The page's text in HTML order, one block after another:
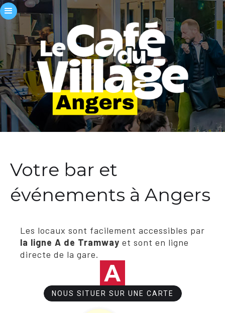
Votre bar et
événements à Angers
Les locaux sont facilement accessibles par
la ligne A de Tramway et sont en ligne
directe de la gare.
NOUS SITUER SUR UNE CARTE